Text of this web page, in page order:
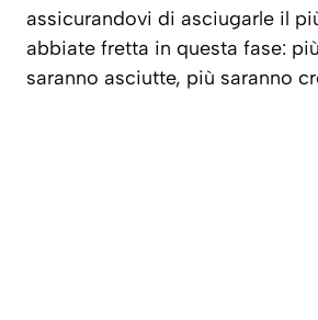
assicurandovi di asciugarle il
abbiate fretta in questa fase:
saranno asciutte, più saranno